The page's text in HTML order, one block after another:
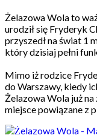
Żelazowa Wola to
urodził się Fryderyk
przyszedł na świat 1
który dzisiaj pełni
Mimo iż rodzice
do Warszawy, kiedy
Żelazowa Wola już na
miejsce powiązane z